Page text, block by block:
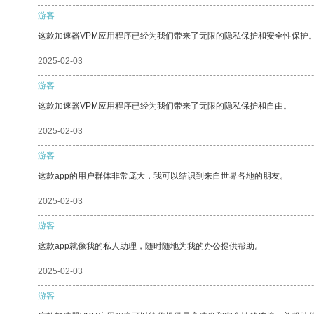
游客
这款加速器VPM应用程序已经为我们带来了无限的隐私保护和安全性保护
2025-02-03
游客
这款加速器VPM应用程序已经为我们带来了无限的隐私保护和自由。
2025-02-03
游客
这款app的用户群体非常庞大，我可以结识到来自世界各地的朋友。
2025-02-03
游客
这款app就像我的私人助理，随时随地为我的办公提供帮助。
2025-02-03
游客